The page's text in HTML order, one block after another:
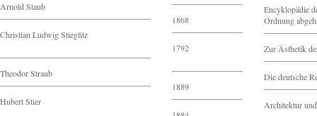
Arnold Staub
Christian Ludwig Stieglitz
Theodor Straub
Hubert Stier
1868
1792
1889
Encyklopädie
Ordnung
Zur Ästhetik
Die deutsche
Architektur